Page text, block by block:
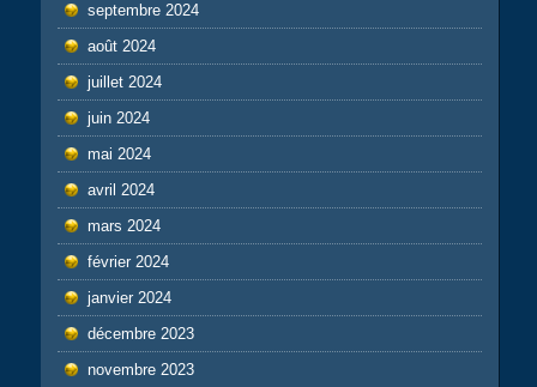
septembre 2024
août 2024
juillet 2024
juin 2024
mai 2024
avril 2024
mars 2024
février 2024
janvier 2024
décembre 2023
novembre 2023